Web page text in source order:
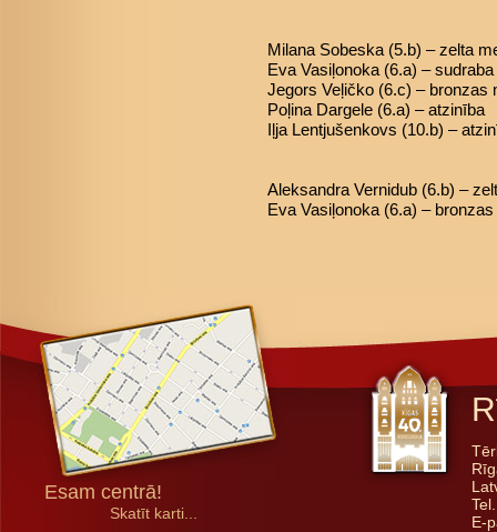
Milana Sobeska (5.b) – zelta
Eva Vasiļonoka (6.a) –
Jegors Veļičko (6.c) – bronzas
Poļina Dargele (6.a) – atzinība
Iļja Lentjušenkovs (10.b) –
Aleksandra Vernidub (6.b) –
Eva Vasiļonoka (6.a) –
Esam centrā!
Skatīt karti...
E-